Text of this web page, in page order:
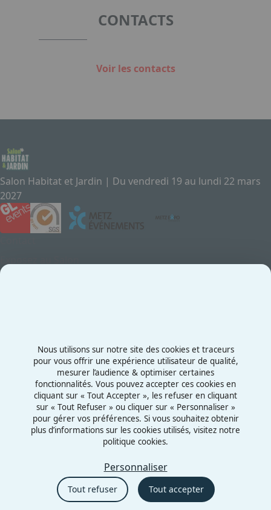
CONTACTS
Voir les contacts
Salon Habitat et Jardin | Du vendredi 19 au lundi 22 mars
2027
Rue de la Grange aux Bois
57070 - Metz
France
Politiques de confidentialité
Éthique et conformité
Nous utilisons sur notre site des cookies et traceurs
pour vous offrir une expérience utilisateur de qualité,
mesurer l’audience & optimiser certaines
fonctionnalités. Vous pouvez accepter ces cookies en
cliquant sur « Tout Accepter », les refuser en cliquant
sur « Tout Refuser » ou cliquer sur « Personnaliser »
pour gérer vos préférences. Si vous souhaitez obtenir
plus d’informations sur les cookies utilisés, visitez notre
politique cookies.
Tout accepter
Tout refuser
Personnaliser